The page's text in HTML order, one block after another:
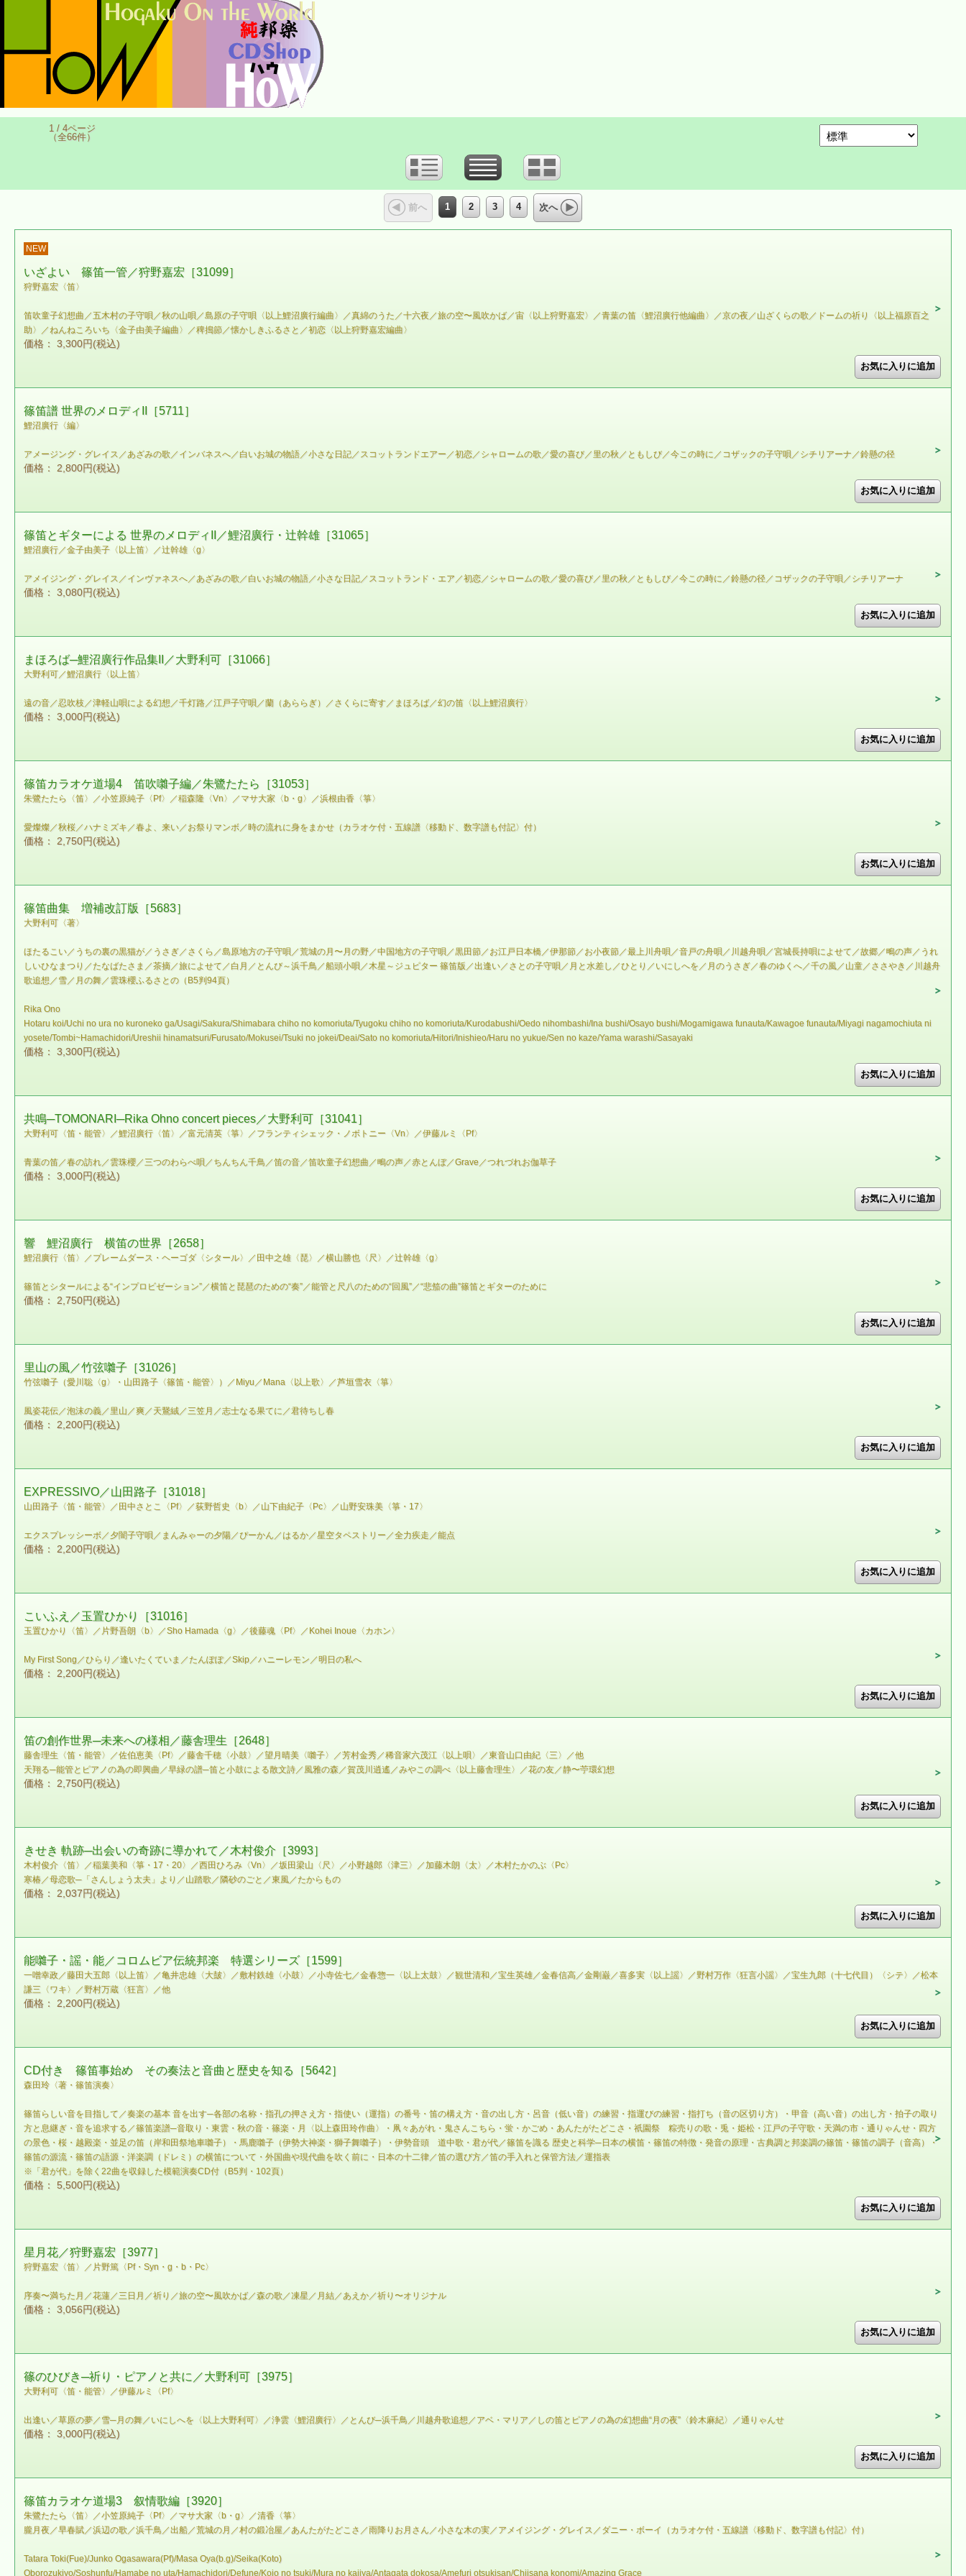
1 / 4ページ
（全66件）
前へ 1 2 3 4 次へ
NEW
いざよい 篠笛一管／狩野嘉宏［31099］
狩野嘉宏〈笛〉
笛吹童子幻想曲／五木村の子守唄／秋の山唄／島原の子守唄〈以上鯉沼廣行編曲〉／真綿のうた／十六夜／旅の空〜風吹かば／宙〈以上狩野嘉宏〉／青葉の笛〈鯉沼廣行他編曲〉／京の夜／山ざくらの歌／ドームの祈り〈以上福原百之
助〉／ねんねころいち〈金子由美子編曲〉／稗搗節／懐かしきふるさと／初恋〈以上狩野嘉宏編曲〉
価格： 3,300円(税込)
篠笛譜 世界のメロディII［5711］
鯉沼廣行〈編〉
アメージング・グレイス／あざみの歌／インバネスへ／白いお城の物語／小さな日記／スコットランドエアー／初恋／シャロームの歌／愛の喜び／里の秋／ともしび／今この時に／コザックの子守唄／シチリアーナ／鈴懸の径
価格： 2,800円(税込)
篠笛とギターによる 世界のメロディII／鯉沼廣行・辻幹雄［31065］
鯉沼廣行／金子由美子〈以上笛〉／辻幹雄〈g〉
アメイジング・グレイス／インヴァネスへ／あざみの歌／白いお城の物語／小さな日記／スコットランド・エア／初恋／シャロームの歌／愛の喜び／里の秋／ともしび／今この時に／鈴懸の径／コザックの子守唄／シチリアーナ
価格： 3,080円(税込)
まほろば─鯉沼廣行作品集II／大野利可［31066］
大野利可／鯉沼廣行〈以上笛〉
遠の音／忍吹枝／津軽山唄による幻想／千灯路／江戸子守唄／蘭（あららぎ）／さくらに寄す／まほろば／幻の笛〈以上鯉沼廣行〉
価格： 3,000円(税込)
篠笛カラオケ道場4 笛吹囃子編／朱鷺たたら［31053］
朱鷺たたら〈笛〉／小笠原純子〈Pf〉／稲森隆〈Vn〉／マサ大家〈b・g〉／浜根由香〈箏〉
愛燦燦／秋桜／ハナミズキ／春よ、来い／お祭りマンボ／時の流れに身をまかせ（カラオケ付・五線譜〈移動ド、数字譜も付記〉付）
価格： 2,750円(税込)
篠笛曲集 増補改訂版［5683］
大野利可〈著〉
ほたるこい／うちの裏の黒猫が／うさぎ／さくら／島原地方の子守唄／荒城の月〜月の野／中国地方の子守唄／黒田節／お江戸日本橋／伊那節／お小夜節／最上川舟唄／音戸の舟唄／川越舟唄／宮城長持唄によせて／故郷／鴫の声／うれ
しいひなまつり／たなばたさま／茶摘／旅によせて／白月／とんび～浜千鳥／船頭小唄／木星～ジュピター 篠笛版／出逢い／さとの子守唄／月と水差し／ひとり／いにしへを／月のうさぎ／春のゆくへ／千の風／山童／ささやき／川越舟
歌追想／雪／月の舞／雲珠櫻ふるさとの（B5判94頁）
Rika Ono
Hotaru koi/Uchi no ura no kuroneko ga/Usagi/Sakura/Shimabara chiho no komoriuta/Tyugoku chiho no komoriuta/Kurodabushi/Oedo nihombashi/Ina bushi/Osayo bushi/Mogamigawa funauta/Kawagoe funauta/Miyagi nagamochiuta ni
yosete/Tombi~Hamachidori/Ureshii hinamatsuri/Furusato/Mokusei/Tsuki no jokei/Deai/Sato no komoriuta/Hitori/Inishieo/Haru no yukue/Sen no kaze/Yama warashi/Sasayaki
価格： 3,300円(税込)
共鳴─TOMONARI─Rika Ohno concert pieces／大野利可［31041］
大野利可〈笛・能管〉／鯉沼廣行〈笛〉／富元清英〈箏〉／フランティシェック・ノボトニー〈Vn〉／伊藤ルミ〈Pf〉
青葉の笛／春の訪れ／雲珠櫻／三つのわらべ唄／ちんちん千鳥／笛の音／笛吹童子幻想曲／鴫の声／赤とんぼ／Grave／つれづれお伽草子
価格： 3,000円(税込)
響 鯉沼廣行 横笛の世界［2658］
鯉沼廣行〈笛〉／プレームダース・ヘーゴダ〈シタール〉／田中之雄〈琵〉／横山勝也〈尺〉／辻幹雄〈g〉
篠笛とシタールによる“インプロビゼーション”／横笛と琵琶のための“奏”／能管と尺八のための“回風”／“悲笳の曲”篠笛とギターのために
価格： 2,750円(税込)
里山の風／竹弦囃子［31026］
竹弦囃子（愛川聡〈g〉・山田路子〈篠笛・能管〉）／Miyu／Mana〈以上歌〉／芦垣雪衣〈箏〉
風姿花伝／泡沫の義／里山／爽／天鵞絨／三笠月／志士なる果てに／君待ちし春
価格： 2,200円(税込)
EXPRESSIVO／山田路子［31018］
山田路子〈笛・能管〉／田中さとこ〈Pf〉／荻野哲史〈b〉／山下由紀子〈Pc〉／山野安珠美〈箏・17〉
エクスプレッシーボ／夕闇子守唄／まんみゃーの夕陽／ぴーかん／はるか／星空タペストリー／全力疾走／能点
価格： 2,200円(税込)
こいふえ／玉置ひかり［31016］
玉置ひかり〈笛〉／片野吾朗〈b〉／Sho Hamada〈g〉／後藤魂〈Pf〉／Kohei Inoue〈カホン〉
My First Song／ひらり／逢いたくていま／たんぽぽ／Skip／ハニーレモン／明日の私へ
価格： 2,200円(税込)
笛の創作世界─未来への様相／藤舎理生［2648］
藤舎理生〈笛・能管〉／佐伯恵美〈Pf〉／藤舎千穂〈小鼓〉／望月晴美〈囃子〉／芳村金秀／稀音家六茂江〈以上唄〉／東音山口由紀〈三〉／他
天翔る─能管とピアノの為の即興曲／早緑の譜─笛と小鼓による散文詩／風雅の森／賀茂川逍遙／みやこの調べ〈以上藤舎理生〉／花の友／静〜苧環幻想
価格： 2,750円(税込)
きせき 軌跡─出会いの奇跡に導かれて／木村俊介［3993］
木村俊介〈笛〉／稲葉美和〈箏・17・20〉／西田ひろみ〈Vn〉／坂田梁山〈尺〉／小野越郎〈津三〉／加藤木朗〈太〉／木村たかのぶ〈Pc〉
寒椿／母恋歌─「さんしょう太夫」より／山踏歌／隣砂のごと／東風／たからもの
価格： 2,037円(税込)
能囃子・謡・能／コロムビア伝統邦楽 特選シリーズ［1599］
一噌幸政／藤田大五郎〈以上笛〉／亀井忠雄〈大皷〉／敷村鉄雄〈小鼓〉／小寺佐七／金春惣一〈以上太鼓〉／観世清和／宝生英雄／金春信高／金剛巌／喜多実〈以上謡〉／野村万作〈狂言小謡〉／宝生九郎（十七代目）〈シテ〉／松本
謙三〈ワキ〉／野村万蔵〈狂言〉／他
価格： 2,200円(税込)
CD付き 篠笛事始め その奏法と音曲と歴史を知る［5642］
森田玲〈著・篠笛演奏〉
篠笛らしい音を目指して／奏楽の基本 音を出す─各部の名称・指孔の押さえ方・指使い（運指）の番号・笛の構え方・音の出し方・呂音（低い音）の練習・指運びの練習・指打ち（音の区切り方）・甲音（高い音）の出し方・拍子の取り
方と息継ぎ・音を追求する／篠笛楽譜─音取り・東雲・秋の音・篠楽・月〈以上森田玲作曲〉・凧々あがれ・鬼さんこちら・蛍・かごめ・あんたがたどこさ・祇園祭 粽売りの歌・兎・姫松・江戸の子守歌・天満の市・通りゃんせ・四方
の景色・桜・越殿楽・並足の笛（岸和田祭地車囃子）・馬鹿囃子（伊勢大神楽・獅子舞囃子）・伊勢音頭 道中歌・君が代／篠笛を識る 歴史と科学─日本の横笛・篠笛の特徴・発音の原理・古典調と邦楽調の篠笛・篠笛の調子（音高）・
篠笛の源流・篠笛の語源・洋楽調（ドレミ）の横笛について・外国曲や現代曲を吹く前に・日本の十二律／笛の選び方／笛の手入れと保管方法／運指表
※「君が代」を除く22曲を収録した模範演奏CD付（B5判・102頁）
価格： 5,500円(税込)
星月花／狩野嘉宏［3977］
狩野嘉宏〈笛〉／片野篤〈Pf・Syn・g・b・Pc〉
序奏〜満ちた月／花蓮／三日月／祈り／旅の空〜風吹かば／森の歌／凍星／月結／あえか／祈り〜オリジナル
価格： 3,056円(税込)
篠のひびき─祈り・ピアノと共に／大野利可［3975］
大野利可〈笛・能管〉／伊藤ルミ〈Pf〉
出逢い／草原の夢／雪─月の舞／いにしへを〈以上大野利可〉／浄雲〈鯉沼廣行〉／とんび─浜千鳥／川越舟歌追想／アベ・マリア／しの笛とピアノの為の幻想曲“月の夜”〈鈴木麻紀〉／通りゃんせ
価格： 3,000円(税込)
篠笛カラオケ道場3 叙情歌編［3920］
朱鷺たたら〈笛〉／小笠原純子〈Pf〉／マサ大家〈b・g〉／清香〈箏〉
朧月夜／早春賦／浜辺の歌／浜千鳥／出船／荒城の月／村の鍛冶屋／あんたがたどこさ／雨降りお月さん／小さな木の実／アメイジング・グレイス／ダニー・ボーイ（カラオケ付・五線譜〈移動ド、数字譜も付記〉付）
Tatara Toki(Fue)/Junko Ogasawara(Pf)/Masa Oya(b.g)/Seika(Koto)
Oborozukiyo/Soshunfu/Hamabe no uta/Hamachidori/Defune/Kojo no tsuki/Mura no kajiya/Antagata dokosa/Amefuri otsukisan/Chiisana konomi/Amazing Grace